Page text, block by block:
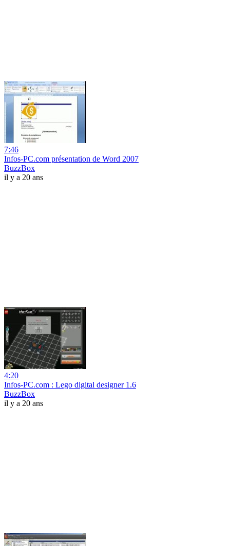
7:46
Infos-PC.com présentation de Word 2007
BuzzBox
il y a 20 ans
4:20
Infos-PC.com : Lego digital designer 1.6
BuzzBox
il y a 20 ans